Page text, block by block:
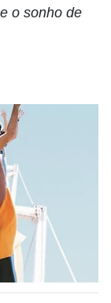
o sonho de